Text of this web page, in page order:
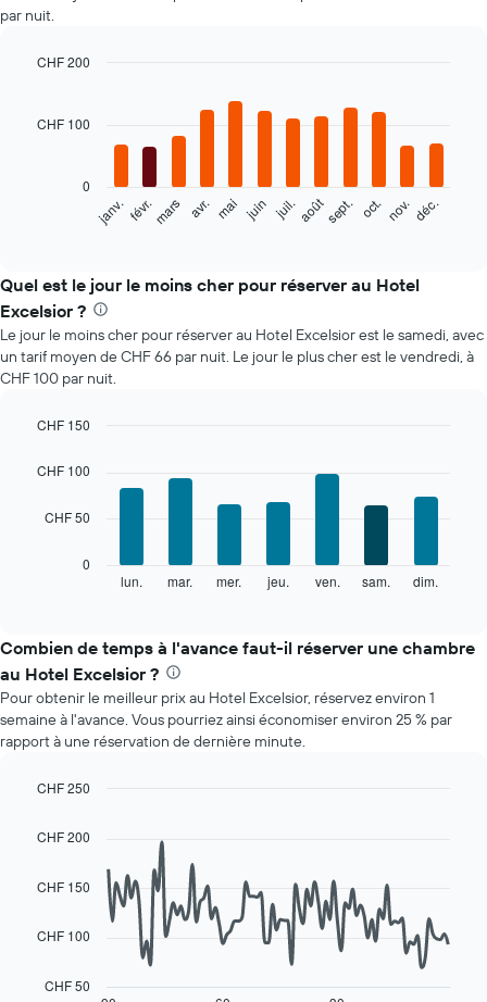
par nuit.
with
graphique
indique
prix
moyen
d'une
chambre
mois
le
axe
indiquent
le
graphique,
1
axe
Y
prix
d'une
janv. févr.mars avr. mai juin juil.aoûtsept. oct. nov. déc.
0
CHF 100
CHF 200
Quel est le jour le moins cher pour réserver au Hotel
Excelsior ?
Le jour le moins cher pour réserver au Hotel Excelsior est le samedi, avec
un tarif moyen de CHF 66 par nuit. Le jour le plus cher est le vendredi, à
CHF 100 par nuit.
chart
bars.
indique
le
prix
moyen
d'une
chambre
jour
le
graphique,
axe
indiquent
de
graphic.
lun. mar. mer. jeu. ven. sam. dim.
0
CHF 50
CHF 100
CHF 150
Combien de temps à l'avance faut-il réserver une chambre
au Hotel Excelsior ?
Pour obtenir le meilleur prix au Hotel Excelsior, réservez environ 1
semaine à l'avance. Vous pourriez ainsi économiser environ 25 % par
rapport à une réservation de dernière minute.
with
data
points.
Le
ci-CHF 50
CHF 100
CHF 150
CHF 200
CHF 250